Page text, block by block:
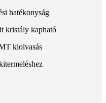
hatékonyság
kristály kapható
kiolvasás